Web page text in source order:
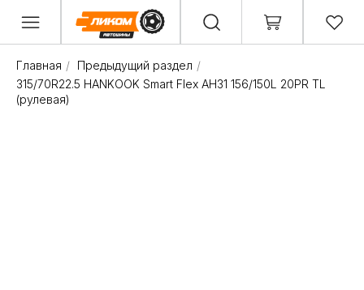
Главная / Предыдущий раздел /
315/70R22.5 HANKOOK Smart Flex AH31 156/150L 20PR TL
(рулевая)